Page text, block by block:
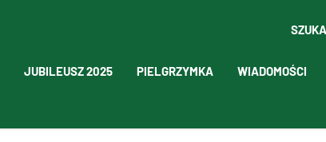
JUBILEUSZ 2025 PIELGRZYMKA WIADOMOŚCI